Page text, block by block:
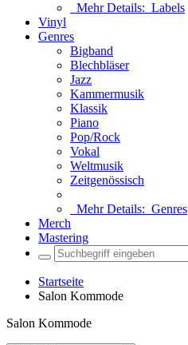
Mehr Details: Labels
Vinyl
Genres
Bigband
Blechbläser
Jazz
Kammermusik
Klassik
Piano
Pop/Rock
Vokal
Weltmusik
Zeitgenössisch
Mehr Details: Genres
Merch
Mastering
Startseite
Salon Kommode
Salon Kommode